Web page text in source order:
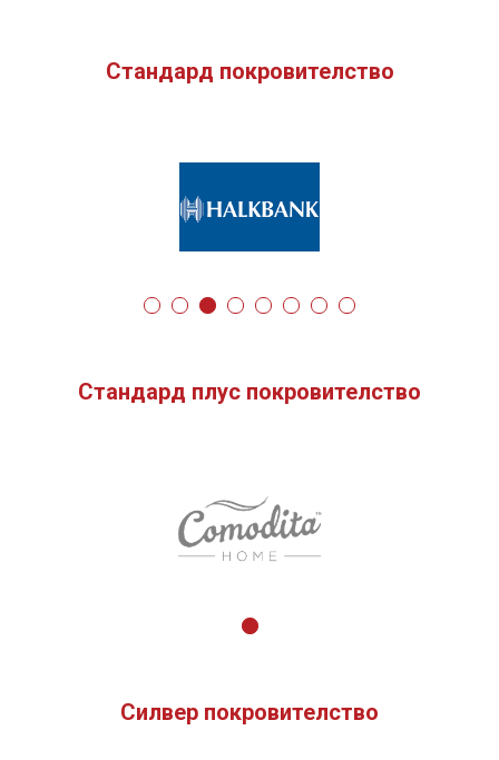
Стандард покровителство
Стандард плус покровителство
Силвер покровителство